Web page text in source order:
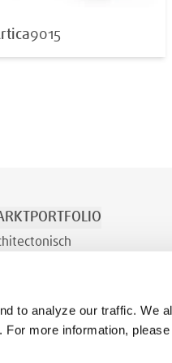
to analyze our traffic. We
more information,
9015